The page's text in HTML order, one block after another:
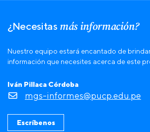
¿Necesitas más información?
Nuestro equipo estará encantado de
información que necesites acerca de este
Iván Pillaca Córdoba
mgs-informes@pucp.edu.pe
Escríbenos